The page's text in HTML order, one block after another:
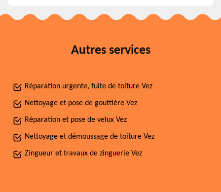
Autres services
Réparation urgente, fuite de toiture Vez
Nettoyage et pose de gouttière Vez
Réparation et pose de velux Vez
Nettoyage et démoussage de toiture Vez
Zingueur et travaux de zinguerie Vez